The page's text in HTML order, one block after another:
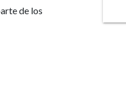
de los